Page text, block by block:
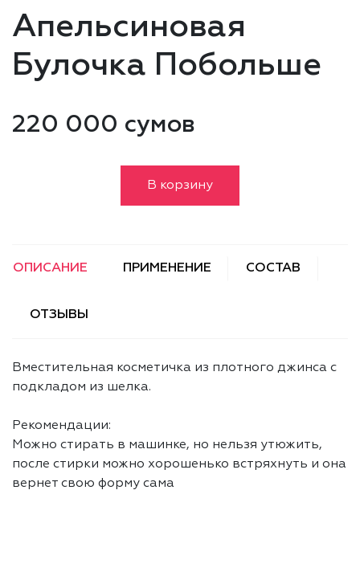
Апельсиновая
Булочка Побольше
220 000 сумов
В корзину
ОПИСАНИЕ ПРИМЕНЕНИЕ СОСТАВ
ОТЗЫВЫ
Вместительная косметичка из плотного джинса с
подкладом из шелка.
Рекомендации:
Можно стирать в машинке, но нельзя утюжить,
после стирки можно хорошенько встряхнуть и она
вернет свою форму сама